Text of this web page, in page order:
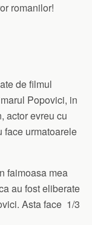
romanilor!
de filmul
Popovici, in
actor evreu cu
face urmatoarele
faimoasa mea
au fost eliberate
Asta face 1/3